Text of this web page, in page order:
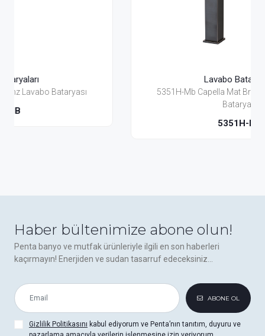
5351H-Mb Capella Mat Bronz Yüksek Lavabo
Haber bültenimize abone olun!
Penta banyo ve mutfak ürünleriyle ilgili en son haberleri
kaçırmayın! Enerjiden ve sudan tasarruf edeceksiniz...
ABONE OL
Gizlilik Politikasını kabul ediyorum ve Penta’nın tanıtım, duyuru ve